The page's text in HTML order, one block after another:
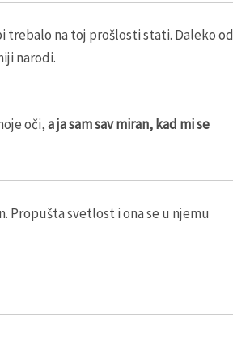
trebalo na toj prošlosti stati. Daleko od
narodi.
oči,a ja sam sav miran, kad mi se
Propušta svetlost i ona se u njemu